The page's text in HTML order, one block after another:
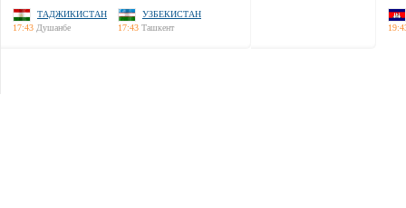
ТАДЖИКИСТАН
17:43 Душанбе
УЗБЕКИСТАН
17:43 Ташкент